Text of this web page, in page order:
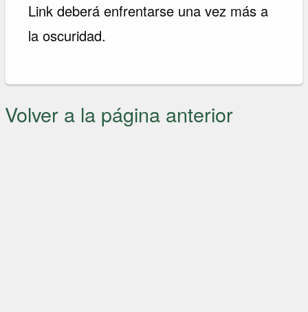
Link deberá enfrentarse una vez más a
la oscuridad.
Volver a la página anterior